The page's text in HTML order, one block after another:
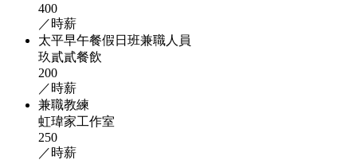
400
／時薪
太平早午餐假日班兼職人員
玖貳貳餐飲
200
／時薪
兼職教練
虹瑋家工作室
250
／時薪